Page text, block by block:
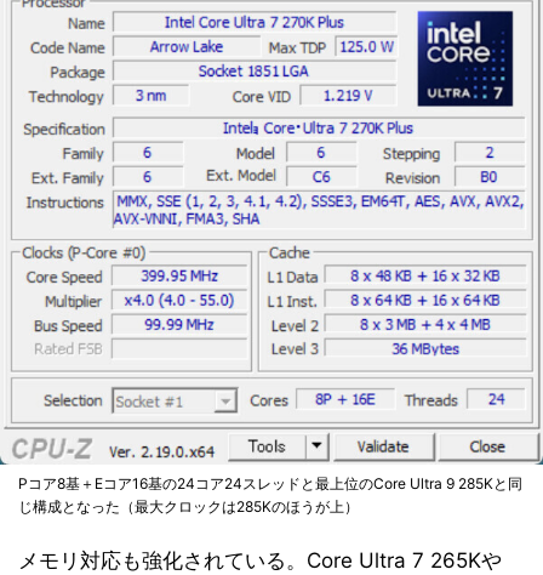
Pコア8基＋Eコア16基の24コア24スレッドと最上位のCore Ultra 9 285Kと同
じ構成となった（最大クロックは285Kのほうが上）
メモリ対応も強化されている。Core Ultra 7 265Kや